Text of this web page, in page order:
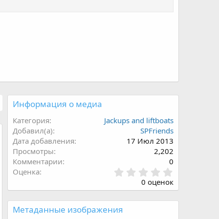
Информация о медиа
Категория
Jackups and liftboats
Добавил(а)
SPFriends
Дата добавления
17 Июл 2013
Просмотры
2,202
Комментарии
0
Оценка
.
0
0
0 оценок
Метаданные изображения